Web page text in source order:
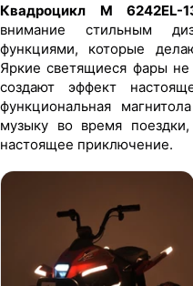
Квадроцикл M 6242EL-
внимание стильным
функциями, которые
Яркие светящиеся фары
создают эффект
функциональная
музыку во время
настоящее приключение.